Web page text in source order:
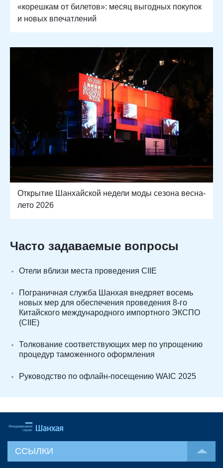
«корешкам от билетов»: месяц выгодных покупок
и новых впечатлений
Открытие Шанхайской недели моды сезона весна-
лето 2026
Часто задаваемые вопросы
Отели вблизи места проведения CIIE
Пограничная служба Шанхая внедряет восемь
новых мер для обеспечения проведения 8-го
Китайского международного импортного ЭКСПО
(CIIE)
Толкование соответствующих мер по упрощению
процедур таможенного оформления
Руководство по офлайн-посещению WAIC 2025
ССЫЛКИ